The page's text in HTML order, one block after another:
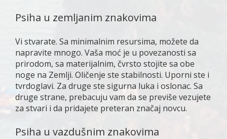
Psiha u zemljanim znakovima
Vi stvarate. Sa minimalnim resursima, možete da
napravite mnogo. Vaša moć je u povezanosti sa
prirodom, sa materijalnim, čvrsto stojite sa obe
noge na Zemlji. Oličenje ste stabilnosti. Uporni ste i
tvrdoglavi. Za druge ste sigurna luka i oslonac. Sa
druge strane, prebacuju vam da se previše vezujete
za stvari i da pridajete preteran značaj novcu.
Psiha u vazdušnim znakovima